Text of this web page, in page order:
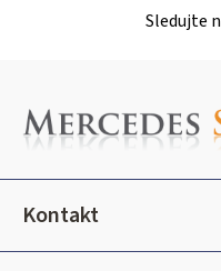
Sledujte
a
í
Kontakt